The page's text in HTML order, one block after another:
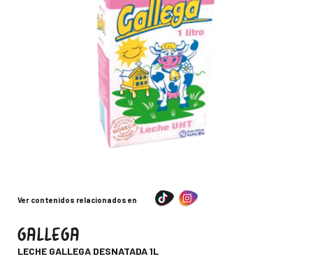
Ver contenidos relacionados en
GALLEGA
LECHE GALLEGA DESNATADA 1L